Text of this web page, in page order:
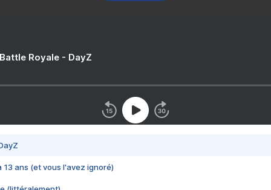
Royale - DayZ
13 ans (et vous l'avez ignoré)